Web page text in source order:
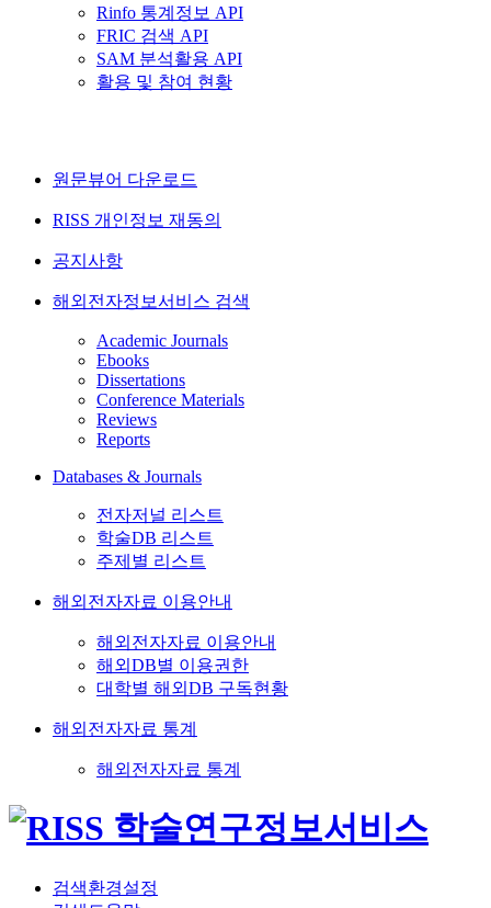
Rinfo 통계정보 API
FRIC 검색 API
SAM 분석활용 API
활용 및 참여 현황
원문뷰어 다운로드
RISS 개인정보 재동의
공지사항
해외전자정보서비스 검색
Academic Journals
Ebooks
Dissertations
Conference Materials
Reviews
Reports
Databases & Journals
전자저널 리스트
학술DB 리스트
주제별 리스트
해외전자자료 이용안내
해외전자자료 이용안내
해외DB별 이용권한
대학별 해외DB 구독현황
해외전자자료 통계
해외전자자료 통계
검색환경설정